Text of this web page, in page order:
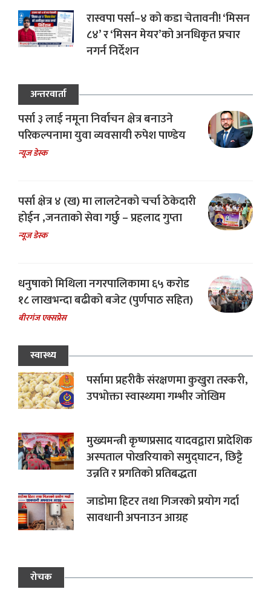
रास्वपा पर्सा–४ को कडा चेतावनी! ‘मिसन
८४’ र ‘मिसन मेयर’को अनधिकृत प्रचार
नगर्न निर्देशन
अन्तरवार्ता
पर्सा ३ लाई नमूना निर्वाचन क्षेत्र बनाउने
परिकल्पनामा युवा व्यवसायी रुपेश पाण्डेय
न्यूज डेस्क
पर्सा क्षेत्र ४ (ख) मा लालटेनको चर्चा ठेकेदारी
होईन ,जनताको सेवा गर्छु – प्रहलाद गुप्ता
न्यूज डेस्क
धनुषाको मिथिला नगरपालिकामा ६५ करोड
१८ लाखभन्दा बढीको बजेट (पुर्णपाठ सहित)
बीरगंज एक्सप्रेस
स्वास्थ्य
पर्सामा प्रहरीकै संरक्षणमा कुखुरा तस्करी,
उपभोक्ता स्वास्थ्यमा गम्भीर जोखिम
मुख्यमन्त्री कृष्णप्रसाद यादवद्वारा प्रादेशिक
अस्पताल पोखरियाको समुद्घाटन, छिट्टै
उन्नति र प्रगतिको प्रतिबद्धता
जाडोमा हिटर तथा गिजरको प्रयोग गर्दा
सावधानी अपनाउन आग्रह
रोचक